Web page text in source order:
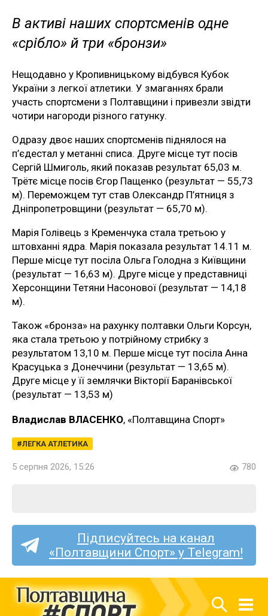
В активі наших спортсменів одне
«срібло» й три «бронзи»
Нещодавно у Кропивницькому відбувся Кубок
України з легкої атлетики. У змаганнях брали
участь спортсмени з Полтавщини і привезли звідти
чотири нагороди різного гатунку.
Одразу двоє наших спортсменів піднялося на
п’єдестал у метанні списа. Друге місце тут посів
Сергій Шмиголь, який показав результат 65,03 м.
Трётє місце посів Єгор Пащенко (результат — 55,73
м). Переможцем тут став Олександр П’ятниця з
Дніпропетровщини (результат — 65,70 м).
Марія Голівець з Кременчука стала третьою у
штовханні ядра. Марія показала результат 14.11 м.
Перше місце тут посіла Ольга Голодна з Київщини
(результат — 16,63 м). Друге місце у представниці
Херсонщини Тетяни Насонової (результат — 14,18
м).
Також «бронза» на рахунку полтавки Ольги Корсун,
яка стала третьою у потрійному стрибку з
результатом 13,10 м. Перше місце тут посіла Анна
Красуцька з Донеччини (результат — 13,65 м).
Друге місце у її землячки Вікторії Баранівської
(результат — 13,53 м)
Владислав ВЛАСЕНКО, «Полтавщина Спорт»
ЛЕГКА АТЛЕТИКА
5 серпня 2026, 15:26 780
Підписуйтесь на канал
«Полтавщини Спорт» у Telegram!